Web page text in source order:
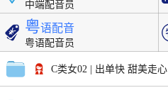
中端配音员
粤语配音
粤语配音员
C类女02 | 出单快 甜美走心